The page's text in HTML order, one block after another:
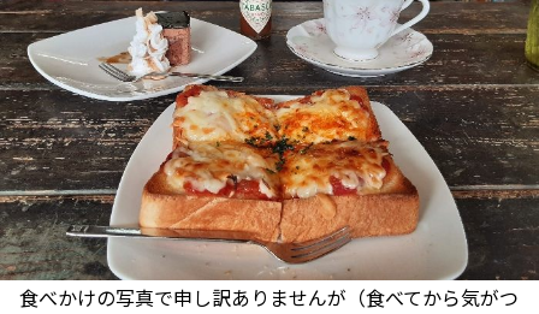
食べかけの写真で申し訳ありませんが（食べてから気がつ